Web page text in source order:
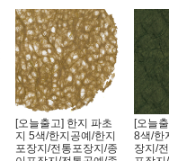
[오늘출고] 한지 파초
지 5색/한지공예/한지
포장지/전통포장지/종
[오늘
8색/한
장지/